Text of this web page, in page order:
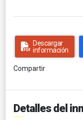
Descargar
información
Compartir
Detalles del